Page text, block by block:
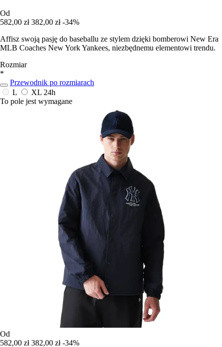
Od
582,00 zł 382,00 zł -34%
Affisz swoją pasję do baseballu ze stylem dzięki bomberowi New Era
MLB Coaches New York Yankees, niezbędnemu elementowi trendu.
Rozmiar
*
Przewodnik po rozmiarach
L
XL 24h
To pole jest wymagane
Od
582,00 zł 382,00 zł -34%